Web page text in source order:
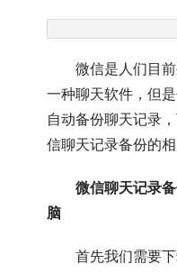
微信是人们目前
一种聊天软件，但
自动备份聊天记录
信聊天记录备份的相
微信聊天记录
脑
首先我们需要下